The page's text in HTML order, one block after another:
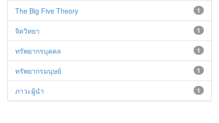
1
The Big Five Theory
1
จิตวิทยา
1
ทรัพยากรบุคคล
1
ทรัพยากรมนุษย์
1
ภาวะผู้นำ